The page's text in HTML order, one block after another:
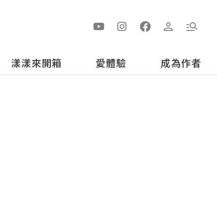
漾漾來開箱 愛體驗 成為作者